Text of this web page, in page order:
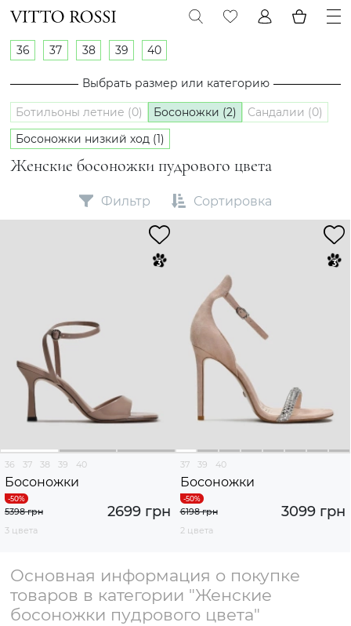
Женские босоножки пудрового цвета
36 37 38 39 40
Выбрать размер или категорию
Ботильоны летние (0) Босоножки (2)
Сандалии (0)
Босоножки низкий ход (1)
Фильтр Сортировка
36 37 38 39 40
Босоножки
2699 грн
5398 грн
3 цвета
37 39 40
Босоножки
3099 грн
6198 грн
2 цвета
Основная информация о покупке
товаров в категории "Женские
босоножки пудрового цвета"